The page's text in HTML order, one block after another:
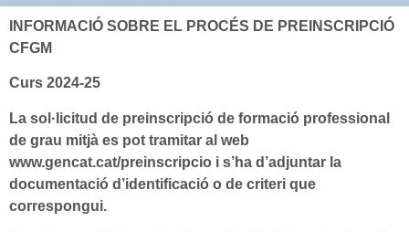
INFORMACIÓ SOBRE EL PROCÉS DE PREINSCRIPCIÓ
CFGM
Curs 2024-25
La sol·licitud de preinscripció de formació professional
de grau mitjà es pot tramitar al web
www.gencat.cat/preinscripcio i s’ha d’adjuntar la
documentació d’identificació o de criteri que
correspongui.